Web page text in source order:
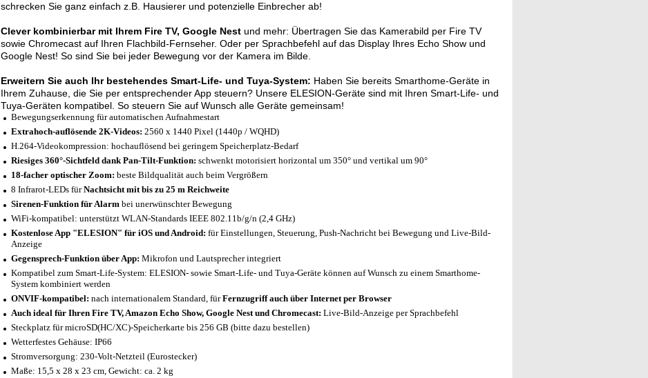
schrecken Sie ganz einfach z.B. Hausierer und potenzielle Einbrecher ab!
Clever kombinierbar mit Ihrem Fire TV, Google Nest und mehr: Übertragen Sie das Kamerabild per Fire TV
sowie Chromecast auf Ihren Flachbild-Fernseher. Oder per Sprachbefehl auf das Display Ihres Echo Show und
Google Nest! So sind Sie bei jeder Bewegung vor der Kamera im Bilde.
Erweitern Sie auch Ihr bestehendes Smart-Life- und Tuya-System: Haben Sie bereits Smarthome-Geräte in
Ihrem Zuhause, die Sie per entsprechender App steuern? Unsere ELESION-Geräte sind mit Ihren Smart-Life- und
Tuya-Geräten kompatibel. So steuern Sie auf Wunsch alle Geräte gemeinsam!
Bewegungserkennung für automatischen Aufnahmestart
Extrahoch-auflösende 2K-Videos: 2560 x 1440 Pixel (1440p / WQHD)
H.264-Videokompression: hochauflösend bei geringem Speicherplatz-Bedarf
Riesiges 360°-Sichtfeld dank Pan-Tilt-Funktion: schwenkt motorisiert horizontal um 350° und vertikal um 90°
18-facher optischer Zoom: beste Bildqualität auch beim Vergrößern
8 Infrarot-LEDs fürNachtsicht mit bis zu 25 m Reichweite
Sirenen-Funktion für Alarm bei unerwünschter Bewegung
WiFi-kompatibel: unterstützt WLAN-Standards IEEE 802.11b/g/n (2,4 GHz)
Kostenlose App "ELESION" für iOS und Android: für Einstellungen, Steuerung, Push-Nachricht bei Bewegung und Live-Bild-
Anzeige
Gegensprech-Funktion über App: Mikrofon und Lautsprecher integriert
Kompatibel zum Smart-Life-System: ELESION- sowie Smart-Life- und Tuya-Geräte können auf Wunsch zu einem Smarthome-
System kombiniert werden
ONVIF-kompatibel: nach internationalem Standard, fürFernzugriff auch über Internet per Browser
Auch ideal für Ihren Fire TV, Amazon Echo Show, Google Nest und Chromecast: Live-Bild-Anzeige per Sprachbefehl
Steckplatz für microSD(HC/XC)-Speicherkarte bis 256 GB (bitte dazu bestellen)
Wetterfestes Gehäuse: IP66
Stromversorgung: 230-Volt-Netzteil (Eurostecker)
Maße: 15,5 x 28 x 23 cm, Gewicht: ca. 2 kg